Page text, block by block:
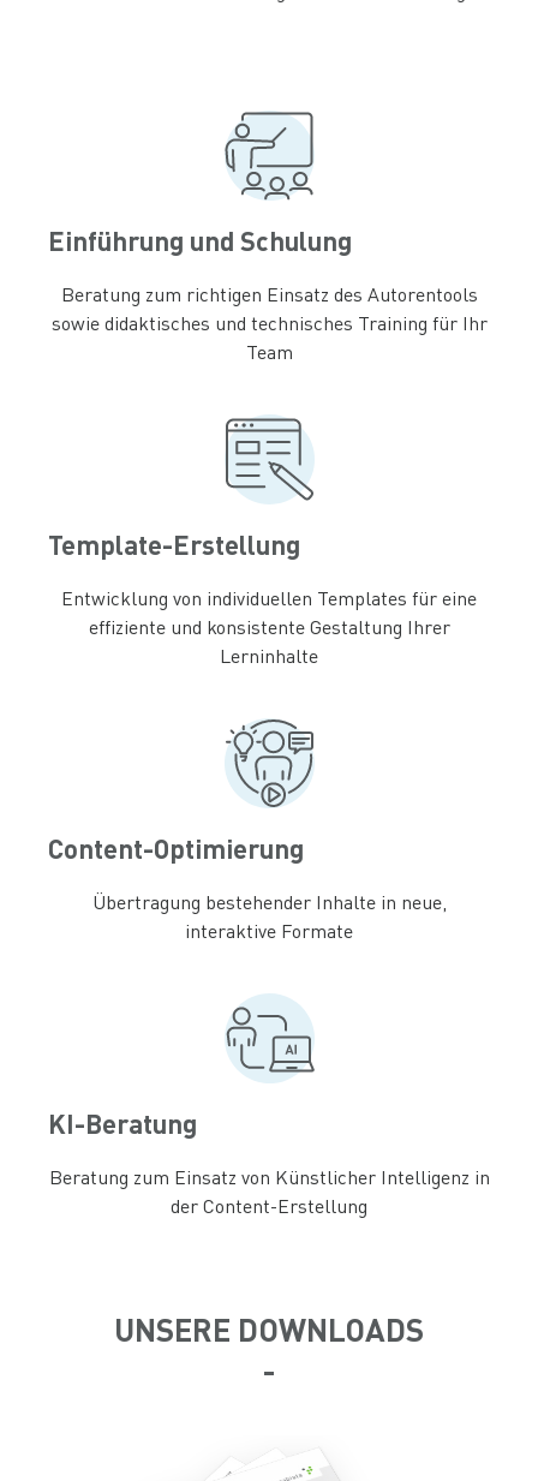
Einführung und Schulung
Beratung zum richtigen Einsatz des Autorentools
sowie didaktisches und technisches Training für Ihr
Team
Template-Erstellung
Entwicklung von individuellen Templates für eine
effiziente und konsistente Gestaltung Ihrer
Lerninhalte
Content-Optimierung
Übertragung bestehender Inhalte in neue,
interaktive Formate
KI-Beratung
Beratung zum Einsatz von Künstlicher Intelligenz in
der Content-Erstellung
UNSERE DOWNLOADS